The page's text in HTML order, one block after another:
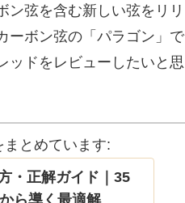
ン弦を含む新しい弦をリリ
ーボン弦の「パラゴン」で
ッドをレビューしたいと思
とめています:
・正解ガイド｜35